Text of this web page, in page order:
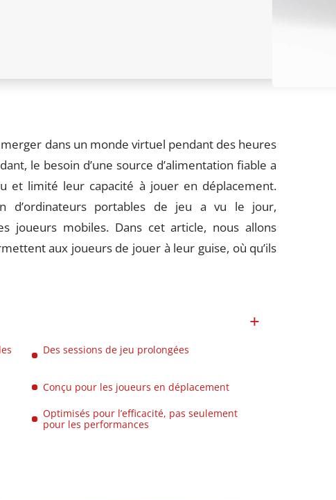
dans un monde virtuel pendant des heures
le besoin d’une source d’alimentation fiable a
et limité leur capacité à jouer en déplacement.
d’ordinateurs portables de jeu a vu le jour,
joueurs mobiles. Dans cet article, nous allons
aux joueurs de jouer à leur guise, où qu’ils
Des sessions de jeu prolongées
Conçu pour les joueurs en déplacement
Optimisés pour l’efficacité, pas seulement
pour les performances